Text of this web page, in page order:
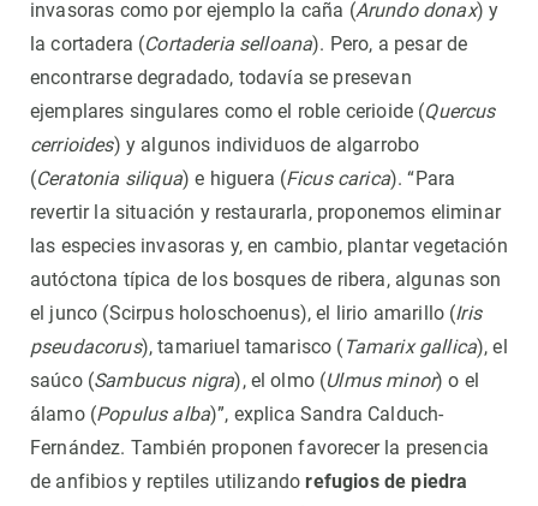
invasoras como por ejemplo la caña (Arundo donax) y
la cortadera (Cortaderia selloana). Pero, a pesar de
encontrarse degradado, todavía se presevan
ejemplares singulares como el roble cerioide (Quercus
cerrioides) y algunos individuos de algarrobo
(Ceratonia siliqua) e higuera (Ficus carica). “Para
revertir la situación y restaurarla, proponemos eliminar
las especies invasoras y, en cambio, plantar vegetación
autóctona típica de los bosques de ribera, algunas son
el junco (Scirpus holoschoenus), el lirio amarillo (Iris
pseudacorus), tamariuel tamarisco ( Tamarix gallica), el
saúco (Sambucus nigra), el olmo (Ulmus minor) o el
álamo (Populus alba)”, explica Sandra Calduch-
Fernández. También proponen favorecer la presencia
de anfibios y reptiles utilizandorefugios de piedra